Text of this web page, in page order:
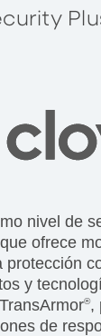
nivel de
ofrece
protección
y
®,
de